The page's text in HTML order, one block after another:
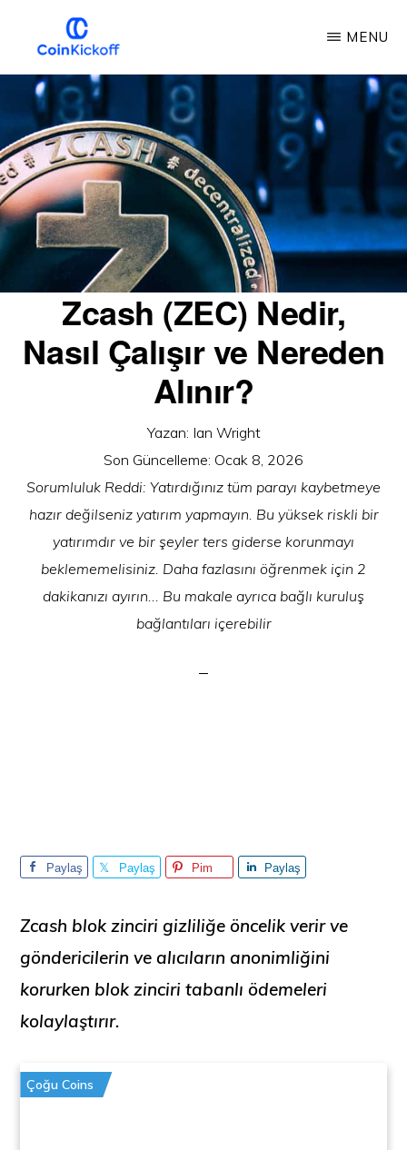
içeriğe
atlaCOIN
BAŞLAMA
VURUŞU
MENU
Zcash (ZEC) Nedir,
Nasıl Çalışır ve Nereden
Alınır?
Yazan: Ian Wright
Son Güncelleme: Ocak 8, 2026
Sorumluluk Reddi: Yatırdığınız tüm parayı kaybetmeye
hazır değilseniz yatırım yapmayın. Bu yüksek riskli bir
yatırımdır ve bir şeyler ters giderse korunmayı
beklememelisiniz. Daha fazlasını öğrenmek için 2
dakikanızı ayırın... Bu makale ayrıca bağlı kuruluş
bağlantıları içerebilir
Paylaş Paylaş Pim Paylaş
Zcash blok zinciri gizliliğe öncelik verir ve
göndericilerin ve alıcıların anonimliğini
korurken blok zinciri tabanlı ödemeleri
kolaylaştırır.
Çoğu Coins